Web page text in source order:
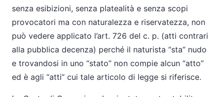
senza esibizioni, senza platealità e senza scopi
provocatori ma con naturalezza e riservatezza, non
può vedere applicato l’art. 726 del c. p. (atti contrari
alla pubblica decenza) perché il naturista “sta” nudo
e trovandosi in uno “stato” non compie alcun “atto”
ed è agli “atti” cui tale articolo di legge si riferisce.